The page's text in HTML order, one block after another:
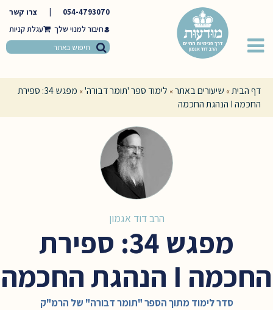
054-4793070
צרו קשר
חיבור למנוי שלך
דף הבית» שיעורים באתר» לימוד ספר 'תומר דבורה'»
מפגש 34: ספירת
החכמה I הנהגת החכמה
הרב דוד אגמון
מפגש 34: ספירת
החכמה I הנהגת החכמה
סדר לימוד מתוך הספר "תומר דבורה" של הרמ"ק